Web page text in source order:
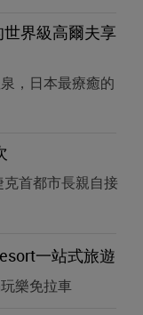
界級高爾夫享
，日本最療癒的
首都市長親自接
一站式旅遊
樂免拉車